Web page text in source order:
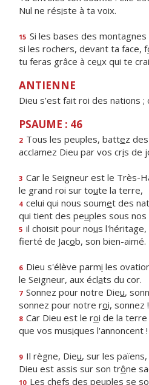
Nul ne résiste à ta voix.
15 Si les bases des montagnes
si les rochers, devant ta face, f
tu feras grâce à ceux qui te
ANTIENNE
Dieu s’est fait roi des nations ;
PSAUME : 46
2 Tous les peuples, battez
acclamez Dieu par vos cris de
3 Car le Seigneur est le Très-
le grand roi sur toute la terre,
4 celui qui nous soumet des
qui tient des peuples sous nos
5 il choisit pour nous l'héritage,
fierté de Jacob, son bien-aimé.
6 Dieu s'élève parmi les
le Seigneur, aux éclats du cor.
7 Sonnez pour notre Dieu,
sonnez pour notre roi, sonnez !
8 Car Dieu est le roi de la terre
que vos musiques l'annoncent !
9 Il règne, Dieu, sur les païens,
Dieu est assis sur son trône
10 Les chefs des peuples se so